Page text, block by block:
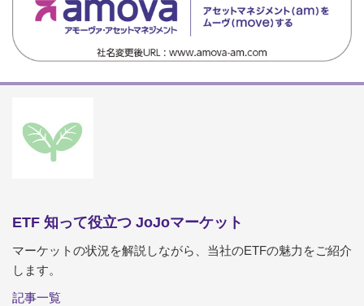
ETF 知って役立つ JoJoマーケット
マーケットの状況を解説しながら、当社のETFの魅力をご紹介
します。
記事一覧